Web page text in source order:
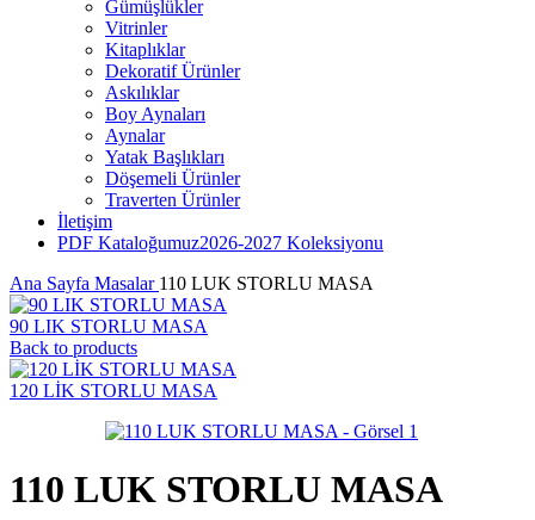
Gümüşlükler
Vitrinler
Kitaplıklar
Dekoratif Ürünler
Askılıklar
Boy Aynaları
Aynalar
Yatak Başlıkları
Döşemeli Ürünler
Traverten Ürünler
İletişim
PDF Kataloğumuz2026-2027 Koleksiyonu
Ana Sayfa Masalar 110 LUK STORLU MASA
90 LIK STORLU MASA
Back to products
120 LİK STORLU MASA
110 LUK STORLU MASA